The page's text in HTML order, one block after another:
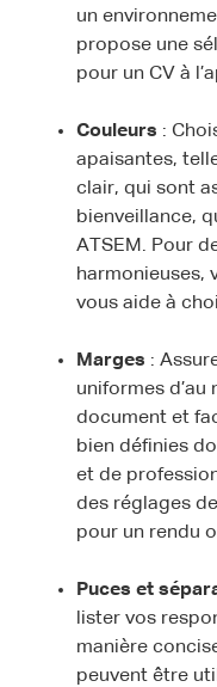
un
propose une
pour un CV à
Couleurs :
apaisantes,
clair, qui sont
bienveillance,
ATSEM. Pour
harmonieuses,
vous aide à
Marges :
uniformes
document et
bien définies
et de
des réglages
pour un rendu
Puces et
lister vos
manière
peuvent être